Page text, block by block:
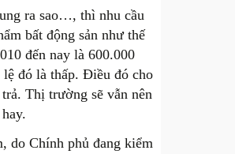
ra sao…, thì nhu cầu
bất động sản như thế
đến nay là 600.000
đó là thấp. Điều đó cho
Thị trường sẽ vẫn nên
do Chính phủ đang kiểm